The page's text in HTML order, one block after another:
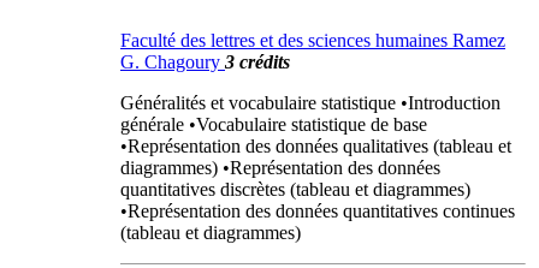
Faculté des lettres et des sciences humaines Ramez
G. Chagoury 3 crédits
Généralités et vocabulaire statistique •Introduction
générale •Vocabulaire statistique de base
•Représentation des données qualitatives (tableau et
diagrammes) •Représentation des données
quantitatives discrètes (tableau et diagrammes)
•Représentation des données quantitatives continues
(tableau et diagrammes)